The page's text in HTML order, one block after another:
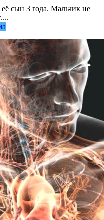
сын 3 года. Мальчик не